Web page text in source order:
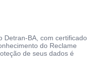
Detran-BA, com certificado
do Reclame
de seus dados é